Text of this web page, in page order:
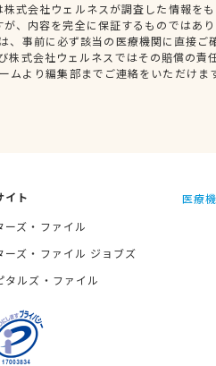
式会社ウェルネスが調査した情報を
、内容を完全に保証するものではあ
、事前に必ず該当の医療機関に直接ご
式会社ウェルネスではその賠償の責
ムより編集部までご連絡をいただけま
イト
ーズ・ファイル
ーズ・ファイル ジョブズ
タルズ・ファイル
医療